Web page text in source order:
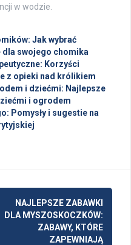
w wodzie.
Jak wybrać
dla swojego chomika
Korzyści
z opieki nad królikiem
i dziećmi: Najlepsze
i ogrodem
Pomysły i sugestie na
NAJLEPSZE ZABAWKI
DLA MYSZOSKOCZKÓW:
ZABAWY, KTÓRE
ZAPEWNIAJĄ